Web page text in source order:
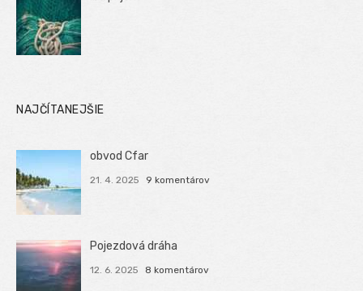
NAJČÍTANEJŠIE
obvod Cfar
21. 4. 2025 9 komentárov
Pojezdová dráha
12. 6. 2025 8 komentárov